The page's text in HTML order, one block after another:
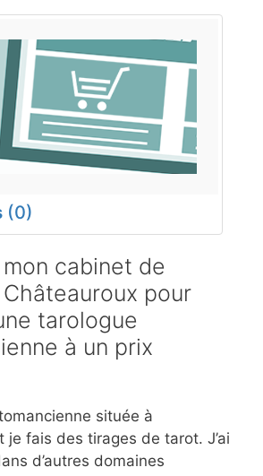
(0)
cabinet de
pour
tarologue
à un prix
située à
je fais des tirages de tarot. J’ai
d’autres domaines